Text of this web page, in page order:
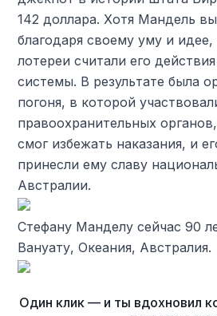
142 доллара. Хотя Мандель
благодаря своему уму и идее,
лотереи считали его
системы. В результате была
погоня, в которой
правоохранительных
смог избежать наказания, и
принесли ему славу
Австралии.
Стефану Манделу сейчас 90
Вануату, Океания, Австралия.